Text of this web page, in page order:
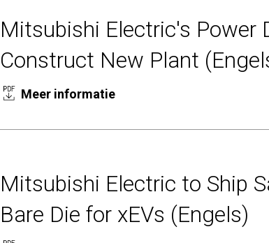
Mitsubishi Electric's Power
Construct New Plant
Meer informatie
Mitsubishi Electric to Ship
Bare Die for xEVs (Engels)